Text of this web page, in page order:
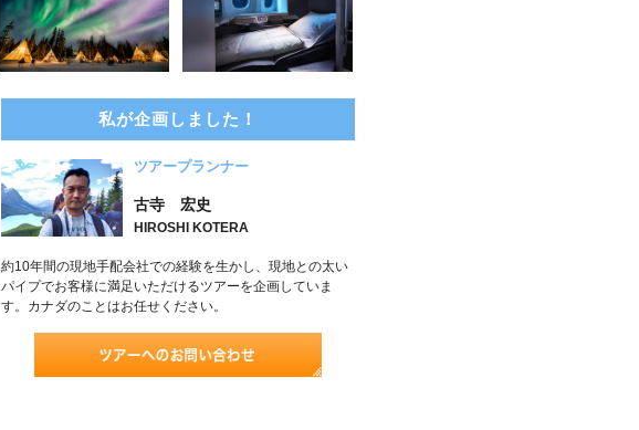
私が企画しました！
ツアープランナー
古寺 宏史
HIROSHI KOTERA
約10年間の現地手配会社での経験を生かし、現地との太い
パイプでお客様に満足いただけるツアーを企画していま
す。カナダのことはお任せください。